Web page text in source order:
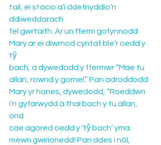
tail, ei stacio a’i ddefnyddio’n
ddiweddarach
fel gwrtaith. Ar un fferm gofynnodd
Mary ar ei diwrnod cyntaf ble’r oedd y
tŷ
bach, a dywedodd y ffermwr “Mae tu
allan, rownd y gornel.” Pan adroddodd
Mary yr hanes, dywedodd, “Roeddwn
i’n gyfarwydd â thai bach y tu allan,
ond
cae agored oedd y ‘tŷ bach’ yma
mewn gwirionedd! Pan ddes i nôl,